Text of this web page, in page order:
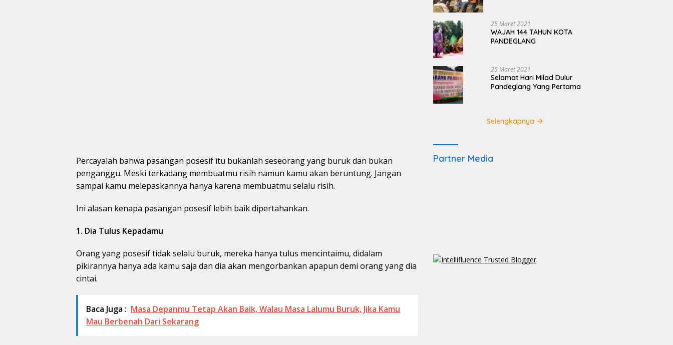
Percayalah bahwa pasangan posesif itu bukanlah seseorang yang buruk dan bukan
penganggu. Meski terkadang membuatmu risih namun kamu akan beruntung. Jangan
sampai kamu melepaskannya hanya karena membuatmu selalu risih.
Ini alasan kenapa pasangan posesif lebih baik dipertahankan.
1. Dia Tulus Kepadamu
Orang yang posesif tidak selalu buruk, mereka hanya tulus mencintaimu, didalam
pikirannya hanya ada kamu saja dan dia akan mengorbankan apapun demi orang yang dia
cintai.
Baca Juga : Masa Depanmu Tetap Akan Baik, Walau Masa Lalumu Buruk, Jika Kamu
Mau Berbenah Dari Sekarang
25 Maret 2021
WAJAH 144 TAHUN KOTA
PANDEGLANG
25 Maret 2021
Selamat Hari Milad Dulur
Pandeglang Yang Pertama
Selengkapnya
Partner Media